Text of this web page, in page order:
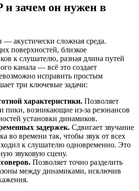
и зачем он нужен в
акустически сложная среда.
поверхностей, близкое
к слушателю, разная длина путей
канала — всё это создает
исправить простым
три ключевые задачи:
характеристики. Позволяет
пики, возникающие из-за резонансов
установки динамиков.
задержек. Сдвигает звучание
во времени так, чтобы звук от всех
к слушателю одновременно. Это
звуковую сцену.
Позволяет точно разделить
между динамиками, исключив